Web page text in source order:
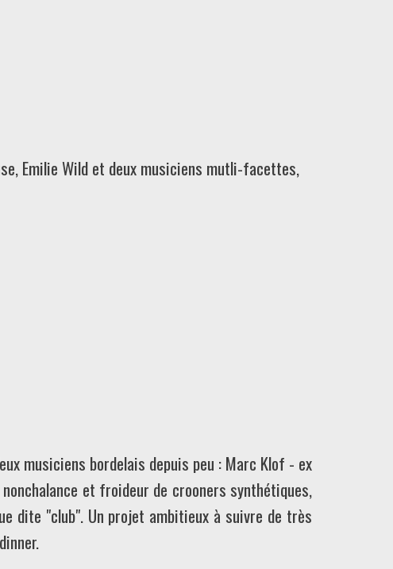
Emilie Wild et deux musiciens mutli-facettes,
musiciens bordelais depuis peu : Marc Klof - ex
et froideur de crooners synthétiques,
dite "club". Un projet ambitieux à suivre de très